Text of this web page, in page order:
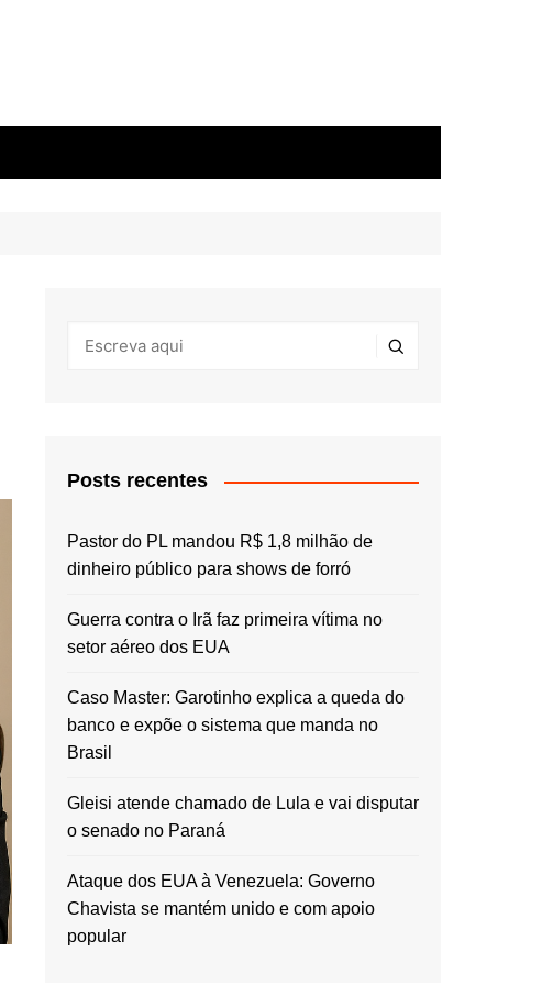
Posts recentes
Pastor do PL mandou R$ 1,8 milhão de
dinheiro público para shows de forró
Guerra contra o Irã faz primeira vítima no
setor aéreo dos EUA
Caso Master: Garotinho explica a queda do
banco e expõe o sistema que manda no
Brasil
Gleisi atende chamado de Lula e vai disputar
o senado no Paraná
Ataque dos EUA à Venezuela: Governo
Chavista se mantém unido e com apoio
popular